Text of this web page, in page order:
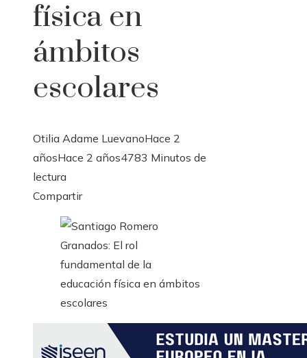
física en
ámbitos
escolares
Otilia Adame LuevanoHace 2
añosHace 2 años4783 Minutos de
lectura
Facebook
Twitter
LinkedIn
Pinterest
Stumbleupon
Email
Compartir